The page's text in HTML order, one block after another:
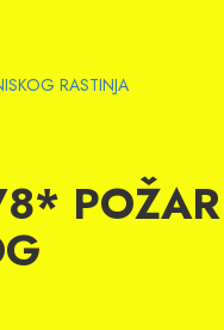
RASTINJA
POŽAR